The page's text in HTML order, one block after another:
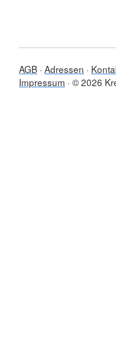
AGB Adressen
Impressum © 2026